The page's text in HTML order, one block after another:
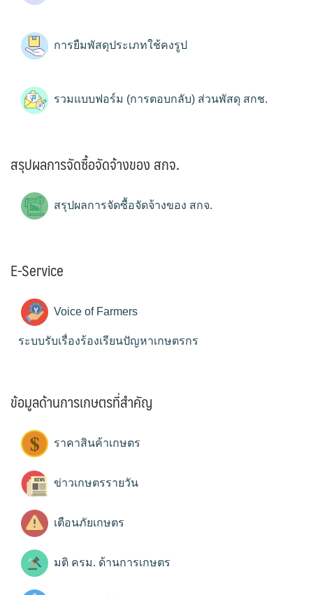
การยืมพัสดุประเภทใช้คงรูป
รวมแบบฟอร์ม (การตอบกลับ) ส่วนพัสดุ สกช.
สรุปผลการจัดซื้อจัดจ้างของ สกจ.
สรุปผลการจัดซื้อจัดจ้างของ สกจ.
E-Service
Voice of Farmers
ระบบรับเรื่องร้องเรียนปัญหาเกษตรกร
ข้อมูลด้านการเกษตรที่สำคัญ
ราคาสินค้าเกษตร
ข่าวเกษตรรายวัน
เตือนภัยเกษตร
มติ ครม. ด้านการเกษตร